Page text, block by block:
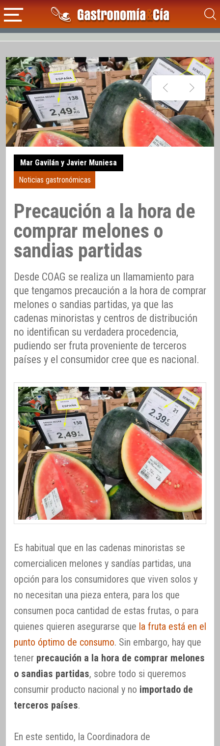
Mar Gavilán y Javier Muniesa
Noticias gastronómicas
Precaución a la hora de
comprar melones o
sandias partidas
Desde COAG se realiza un llamamiento para
que tengamos precaución a la hora de comprar
melones o sandias partidas, ya que las
cadenas minoristas y centros de distribución
no identifican su verdadera procedencia,
pudiendo ser fruta proveniente de terceros
países y el consumidor cree que es nacional.
Es habitual que en las cadenas minoristas se
comercialicen melones y sandías partidas, una
opción para los consumidores que viven solos y
no necesitan una pieza entera, para los que
consumen poca cantidad de estas frutas, o para
quienes quieren asegurarse que la fruta está en el
punto óptimo de consumo. Sin embargo, hay que
tener precaución a la hora de comprar melones
o sandias partidas, sobre todo si queremos
consumir producto nacional y no importado de
terceros países.
En este sentido, la Coordinadora de